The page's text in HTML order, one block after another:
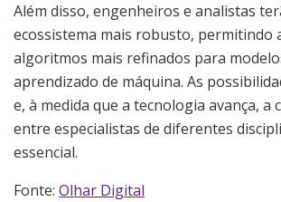
Além disso, engenheiros e analistas
ecossistema mais robusto, permitindo
algoritmos mais refinados para
aprendizado de máquina. As
e, à medida que a tecnologia avança, a
entre especialistas de diferentes
essencial.
Fonte: Olhar Digital